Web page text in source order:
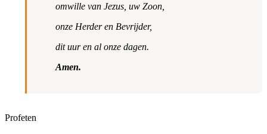
omwille van Jezus, uw Zoon,
onze Herder en Bevrijder,
dit uur en al onze dagen.
Amen.
Profeten